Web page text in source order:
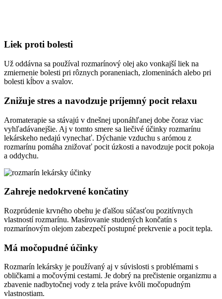
Liek proti bolesti
Už oddávna sa používal rozmarínový olej ako vonkajší liek na
zmiernenie bolesti pri rôznych poraneniach, zlomeninách alebo pri
bolesti kĺbov a svalov.
Znižuje stres a navodzuje príjemný pocit relaxu
Aromaterapie sa stávajú v dnešnej uponáhľanej dobe čoraz viac
vyhľadávanejšie. Aj v tomto smere sa liečivé účinky rozmarínu
lekárskeho nedajú vynechať. Dýchanie vzduchu s arómou z
rozmarínu pomáha znižovať pocit úzkosti a navodzuje pocit pokoja
a oddychu.
Zahreje nedokrvené končatiny
Rozprúdenie krvného obehu je ďalšou súčasťou pozitívnych
vlastností rozmarínu. Masírovanie studených končatín s
rozmarínovým olejom zabezpečí postupné prekrvenie a pocit tepla.
Má močopudné účinky
Rozmarín lekársky je používaný aj v súvislosti s problémami s
obličkami a močovými cestami. Je dobrý na prečistenie organizmu a
zbavenie nadbytočnej vody z tela práve kvôli močopudným
vlastnostiam.